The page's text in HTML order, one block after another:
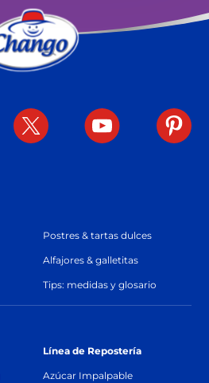
Postres & tartas dulces
Alfajores & galletitas
Tips: medidas y glosario
Línea de Repostería
Azúcar Impalpable